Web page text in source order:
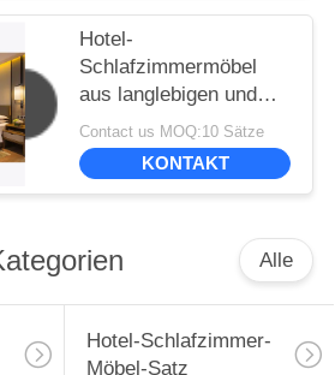
Hotel-
Schlafzimmermöbel
aus langlebigen und
umweltfreundlichen
Materialien
Contact us MOQ:10 Sätze
KONTAKT
Alle
Hotel-Schlafzimmer-
Möbel-Satz